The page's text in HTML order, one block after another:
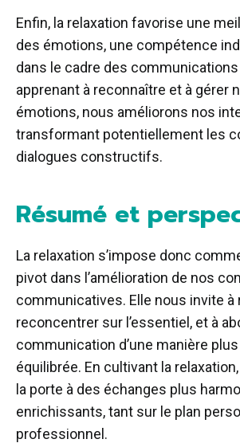
Enfin, la relaxation favorise une
des émotions, une compétence
dans le cadre des
apprenant à reconnaître et à gérer
émotions, nous améliorons nos
transformant potentiellement les
dialogues constructifs.
Résumé et
La relaxation s’impose donc
pivot dans l’amélioration de nos
communicatives. Elle nous invite à
reconcentrer sur l’essentiel, et à
communication d’une manière
équilibrée. En cultivant la
la porte à des échanges plus
enrichissants, tant sur le plan
professionnel.